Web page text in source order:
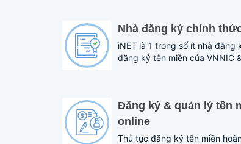
Nhà đăng ký chính
iNET là 1 trong số ít nhà
đăng ký tên miền của VNNIC
Đăng ký & quản lý tên
online
Thủ tục đăng ký tên miền